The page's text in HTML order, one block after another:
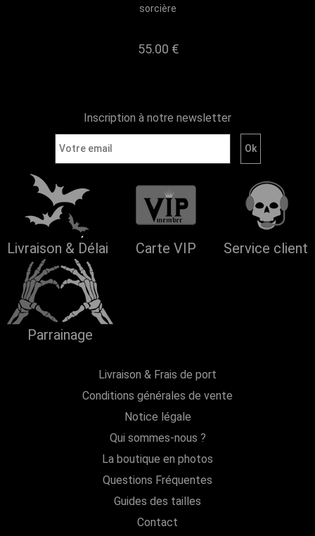
sorcière
55.00 €
Inscription à notre newsletter
Livraison & Délai Carte VIP Service client
Parrainage
Livraison & Frais de port
Conditions générales de vente
Notice légale
Qui sommes-nous ?
La boutique en photos
Questions Fréquentes
Guides des tailles
Contact